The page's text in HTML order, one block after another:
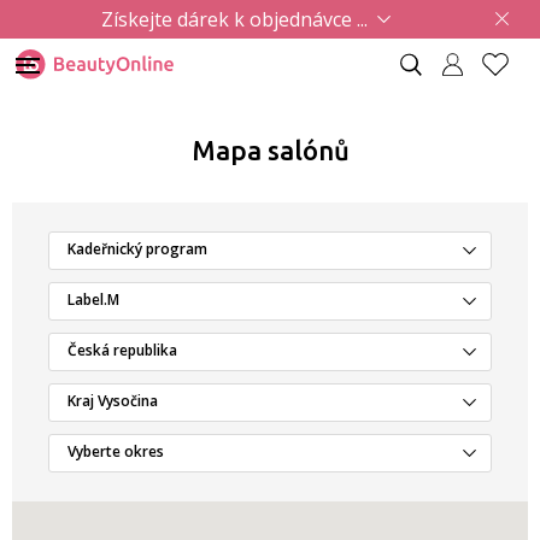
Získejte dárek k objednávce ...
Mapa salónů
Kadeřnický program
Label.M
Česká republika
Kraj Vysočina
Vyberte okres